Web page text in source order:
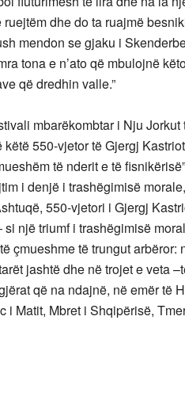
dhe do ta ruajmë
mendon se gjaku i
tona e n’ato që mbulojnë
që dredhin valle.”
mbarëkombtar i Nju
këtë 550-vjetor të Gjergj
të nderit e të
i denjë i trashëgimisë
550-vjetori i Gjergj
një triumf i trashëgimisë
çmueshme të trungut
jashtë dhe në trojet e veta
që na ndajnë, në emër të
i Matit, Mbret i Shqipërisë,